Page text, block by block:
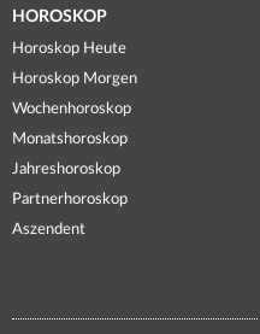
HOROSKOP
Horoskop Heute
Horoskop Morgen
Wochenhoroskop
Monatshoroskop
Jahreshoroskop
Partnerhoroskop
Aszendent